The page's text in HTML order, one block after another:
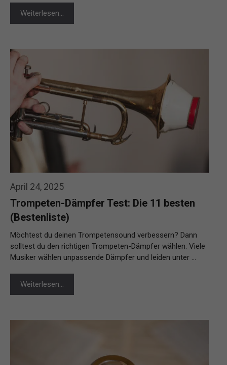
Weiterlesen…
April 24, 2025
Trompeten-Dämpfer Test: Die 11 besten
(Bestenliste)
Möchtest du deinen Trompetensound verbessern? Dann
solltest du den richtigen Trompeten-Dämpfer wählen. Viele
Musiker wählen unpassende Dämpfer und leiden unter …
Weiterlesen…